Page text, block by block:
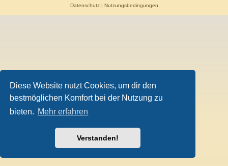
Diese Website nutzt Cookies, um dir den
bestmöglichen Komfort bei der Nutzung zu
bieten. Mehr erfahren
Verstanden!
Datenschutz| Nutzungsbedingungen